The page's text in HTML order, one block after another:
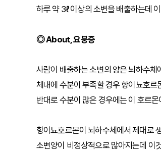
하루 약 3ℓ 이상의 소변을 배출하는데
◎ About, 요붕증
사람이 배출하는 소변의 양은 뇌하수체
체내에 수분이 부족할 경우 항이뇨호
반대로 수분이 많은 경우에는 이 호르
항이뇨호르몬이 뇌하수체에서 제대로
소변양이 비정상적으로 많아지는데 이